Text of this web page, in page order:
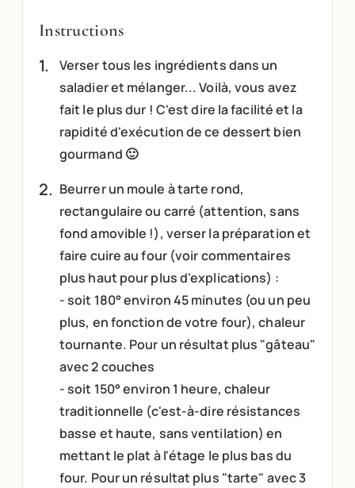
Instructions
Verser tous les ingrédients dans un
saladier et mélanger... Voilà, vous avez
fait le plus dur ! C'est dire la facilité et la
rapidité d'exécution de ce dessert bien
gourmand 🙂
Beurrer un moule à tarte rond,
rectangulaire ou carré (attention, sans
fond amovible !), verser la préparation et
faire cuire au four (voir commentaires
plus haut pour plus d'explications) :
- soit 180° environ 45 minutes (ou un peu
plus, en fonction de votre four), chaleur
tournante. Pour un résultat plus "gâteau"
avec 2 couches
- soit 150° environ 1 heure, chaleur
traditionnelle (c'est-à-dire résistances
basse et haute, sans ventilation) en
mettant le plat à l'étage le plus bas du
four. Pour un résultat plus "tarte" avec 3